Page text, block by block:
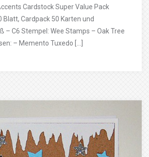
Cardstock Super Value Pack
Blatt, Cardpack 50 Karten und
– C6 Stempel: Wee Stamps – Oak Tree
– Memento Tuxedo […]